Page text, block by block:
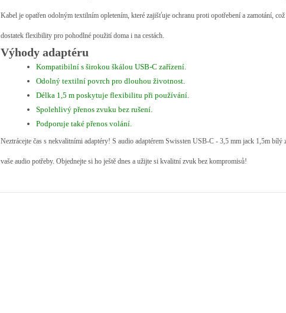
Kabel je opatřen odolným textilním opletením, které zajišťuje ochranu proti opotřebení a zamotání,
dostatek flexibility pro pohodlné použití doma i na cestách.
Výhody adaptéru
Kompatibilní s širokou škálou USB-C zařízení.
Odolný textilní povrch pro dlouhou životnost.
Délka 1,5 m poskytuje flexibilitu při používání.
Spolehlivý přenos zvuku bez rušení.
Podporuje také přenos volání.
Neztrácejte čas s nekvalitními adaptéry! S audio adaptérem Swissten USB-C - 3,5 mm jack 1,5m
vaše audio potřeby. Objednejte si ho ještě dnes a užijte si kvalitní zvuk bez kompromisů!